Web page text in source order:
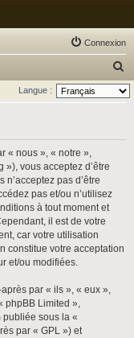
Connexion
e
c
e
Langue :
« nous », « notre »,
»), vous acceptez d’être
pas d’être
pas et/ou n’utilisez
à tout moment et
il est de votre
car votre utilisation
constitue votre acceptation
et/ou modifiées.
par « ils », « eux »,
phpBB Limited »,
publiée sous la «
par « GPL ») et